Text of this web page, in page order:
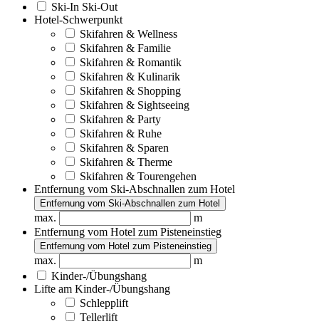
Ski-In Ski-Out
Hotel-Schwerpunkt
Skifahren & Wellness
Skifahren & Familie
Skifahren & Romantik
Skifahren & Kulinarik
Skifahren & Shopping
Skifahren & Sightseeing
Skifahren & Party
Skifahren & Ruhe
Skifahren & Sparen
Skifahren & Therme
Skifahren & Tourengehen
Entfernung vom Ski-Abschnallen zum Hotel
Entfernung vom Ski-Abschnallen zum Hotel
max.
m
Entfernung vom Hotel zum Pisteneinstieg
Entfernung vom Hotel zum Pisteneinstieg
max.
m
Kinder-/Übungshang
Lifte am Kinder-/Übungshang
Schlepplift
Tellerlift